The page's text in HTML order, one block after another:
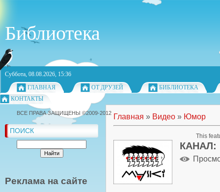
Библиотека
Суббота, 08.08.2026, 15:36
ГЛАВНАЯ
ОТ ДРУЗЕЙ
БИБЛИОТЕКА
КОНТАКТЫ
ПОИСК
Реклама на сайте
Главная » Видео » Юмор
ВСЕ ПРАВА ЗАЩИЩЕНЫ ©2009-2012
This